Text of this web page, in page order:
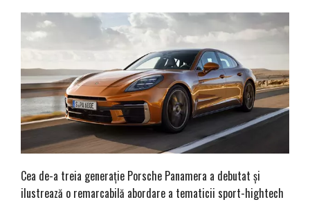
Cea de-a treia generație Porsche Panamera a debutat și
ilustrează o remarcabilă abordare a tematicii sport-hightech